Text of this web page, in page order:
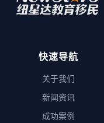
快速导航
关于我们
新闻资讯
成功案例